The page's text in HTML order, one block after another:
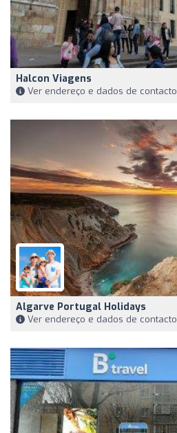
Halcon Viagens
Ver endereço e dados de contacto
Algarve Portugal Holidays
Ver endereço e dados de contacto